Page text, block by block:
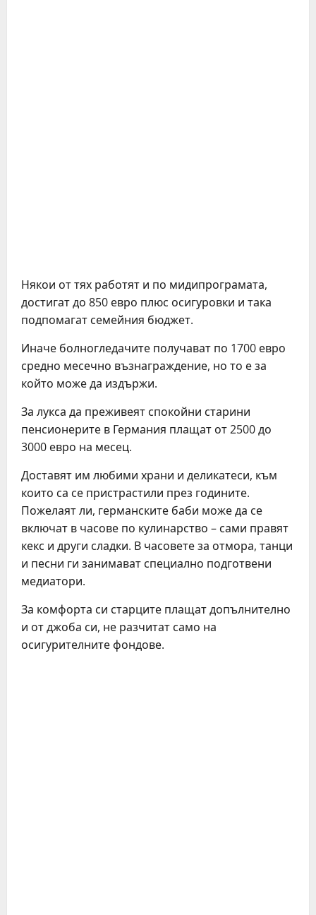
Някои от тях работят и по мидипрограмата,
достигат до 850 евро плюс осигуровки и така
подпомагат семейния бюджет.
Иначе болногледачите получават по 1700 евро
средно месечно възнаграждение, но то е за
който може да издържи.
За лукса да преживеят спокойни старини
пенсионерите в Германия плащат от 2500 до
3000 евро на месец.
Доставят им любими храни и деликатеси, към
които са се пристрастили през годините.
Пожелаят ли, германските баби може да се
включат в часове по кулинарство – сами правят
кекс и други сладки. В часовете за отмора, танци
и песни ги занимават специално подготвени
медиатори.
За комфорта си старците плащат допълнително
и от джоба си, не разчитат само на
осигурителните фондове.